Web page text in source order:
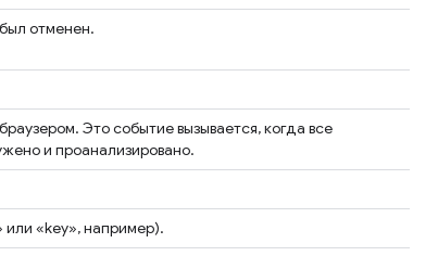
отменен.
Это событие вызывается, когда все
и проанализировано.
«key», например).